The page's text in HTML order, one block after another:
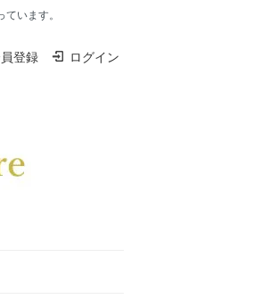
います。
登録 ログイン